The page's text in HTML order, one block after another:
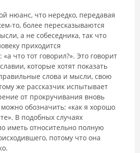
нюанс, что нередко, передавая
то, более пересказываются
а не собеседника, так что
приходится
что тот говорил?». Это говорит
которые хотят показать
слова и мысли, свою
же рассказчик испытывает
от прокручивания вновь
можно обозначить: «как я хорошо
В подобных случаях
иметь относительно полную
потому что она